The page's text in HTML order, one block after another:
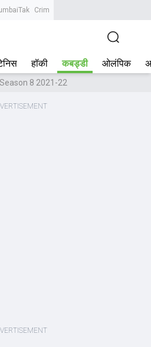
CrimeTak
हॉकी कबड्डी ओलंपिक
8 2021-22